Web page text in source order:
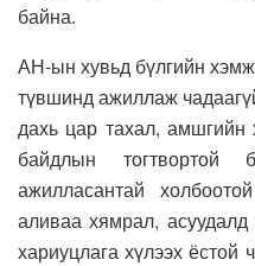
байна.
АН-ын хувьд бүлгийн
түвшинд ажиллаж
дахь цар тахал, амшгийн
байдлын тогтвортой
ажилласантай
аливаа хямрал, асуудалд
хариуцлага хүлээх ёстой